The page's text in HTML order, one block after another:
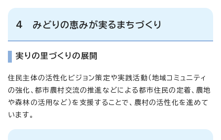
4 みどりの恵みが実るまちづくり
実りの里づくりの展開
住民主体の活性化ビジョン策定や実践活動（地域コミュニティ
の強化、都市農村交流の推進などによる都市住民の定着、農地
や森林の活用など）を支援することで、農村の活性化を進めて
います。